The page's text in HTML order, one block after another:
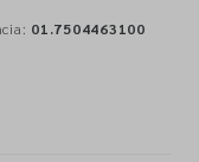
01.7504463100